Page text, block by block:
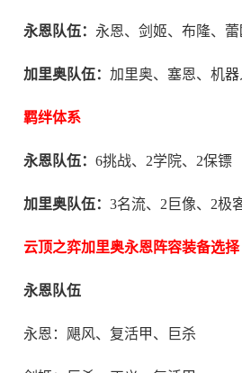
永恩队伍： 永恩、剑姬、布隆、
加里奥队伍： 加里奥、塞恩、机
羁绊体系
永恩队伍： 6挑战、2学院、2保镖
加里奥队伍： 3名流、2巨像、2极
云顶之弈加里奥永恩阵容装备选择
永恩队伍
永恩：飓风、复活甲、巨杀